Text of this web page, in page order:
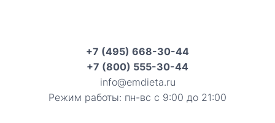
+7 (495) 668-30-44
+7 (800) 555-30-44
info@emdieta.ru
Режим работы: пн-вс с 9:00 до 21:00